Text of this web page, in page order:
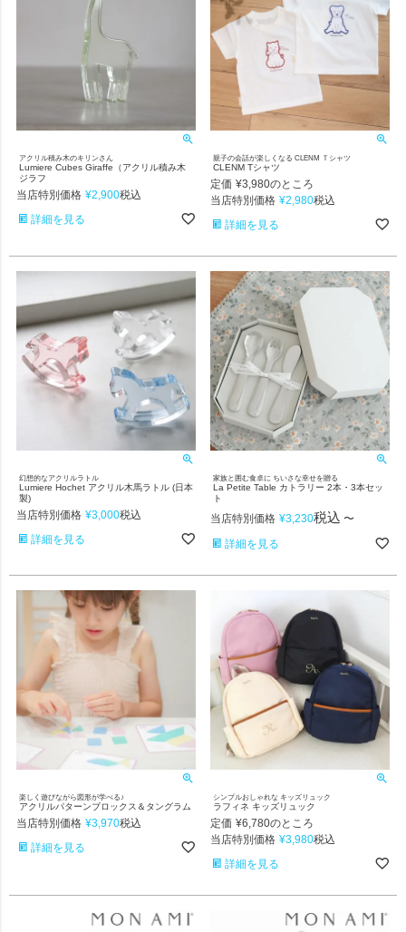
アクリル積み木のキリンさん
Lumiere Cubes Giraffe（アクリル積み木
ジラフ
当店特別価格 ¥2,900税込
詳細を見る
親子の会話が楽しくなる CLENM Ｔシャツ
CLENM Tシャツ
定価 ¥3,980のところ
当店特別価格 ¥2,980税込
詳細を見る
幻想的なアクリルラトル
Lumiere Hochet アクリル木馬ラトル (日本
製)
当店特別価格 ¥3,000税込
詳細を見る
家族と囲む食卓に ちいさな幸せを贈る
La Petite Table カトラリー 2本・3本セッ
ト
当店特別価格 ¥3,230税込 〜
詳細を見る
楽しく遊びながら図形が学べる♪
アクリルパターンブロックス＆タングラム
当店特別価格 ¥3,970税込
詳細を見る
シンプルおしゃれな キッズリュック
ラフィネ キッズリュック
定価 ¥6,780のところ
当店特別価格 ¥3,980税込
詳細を見る